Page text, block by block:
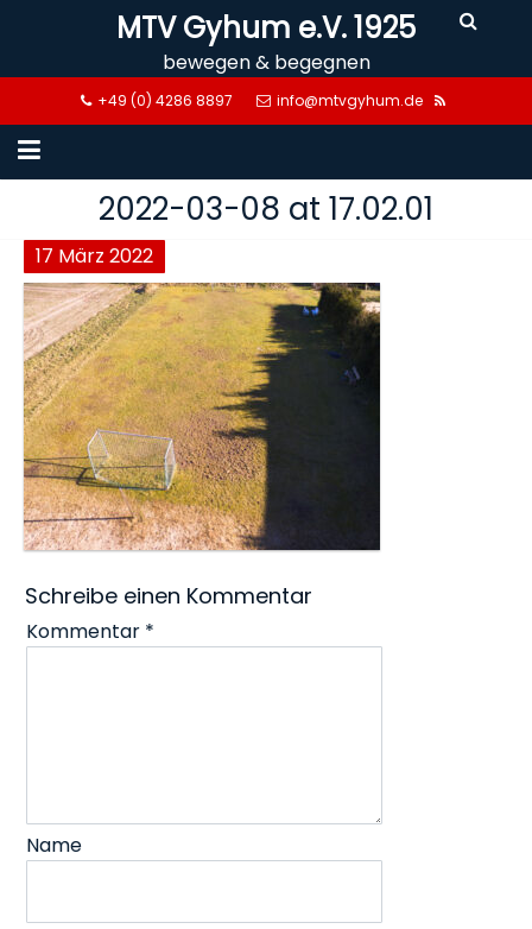
MTV Gyhum e.V. 1925
bewegen & begegnen
+49 (0) 4286 8897 info@mtvgyhum.de
2022-03-08 at 17.02.01
17 März2022
Schreibe einen Kommentar
Kommentar *
Name